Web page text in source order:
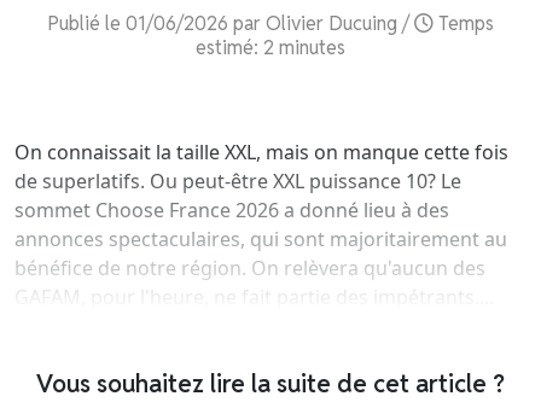
Publié le 01/06/2026 par Olivier Ducuing /
Temps
estimé: 2 minutes
On connaissait la taille XXL, mais on manque cette fois
de superlatifs. Ou peut-être XXL puissance 10? Le
sommet Choose France 2026 a donné lieu à des
annonces spectaculaires, qui sont majoritairement au
bénéfice de notre région. On relèvera qu'aucun des
GAFAM, pour l'heure, ne fait partie des impétrants....
Vous souhaitez lire la suite de cet article ?